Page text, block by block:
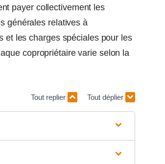
payer collectivement les
générales relatives à
et les charges spéciales pour les
copropriétaire varie selon la
Tout replier Tout déplier